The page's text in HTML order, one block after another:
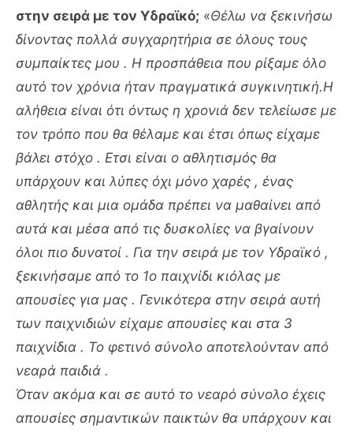
στην σειρά με τον Υδραϊκό; «Θέλω να ξεκινήσω
δίνοντας πολλά συγχαρητήρια σε όλους τους
συμπαίκτες μου . Η προσπάθεια που ρίξαμε όλο
αυτό τον χρόνια ήταν πραγματικά συγκινητική.Η
αλήθεια είναι ότι όντως η χρονιά δεν τελείωσε με
τον τρόπο που θα θέλαμε και έτσι όπως είχαμε
βάλει στόχο . Ετσι είναι ο αθλητισμός θα
υπάρχουν και λύπες όχι μόνο χαρές , ένας
αθλητής και μια ομάδα πρέπει να μαθαίνει από
αυτά και μέσα από τις δυσκολίες να βγαίνουν
όλοι πιο δυνατοί . Για την σειρά με τον Υδραϊκό ,
ξεκινήσαμε από το 1ο παιχνίδι κιόλας με
απουσίες για μας . Γενικότερα στην σειρά αυτή
των παιχνιδιών είχαμε απουσίες και στα 3
παιχνίδια . Το φετινό σύνολο αποτελούνταν από
νεαρά παιδιά .
Όταν ακόμα και σε αυτό το νεαρό σύνολο έχεις
απουσίες σημαντικών παικτών θα υπάρχουν και